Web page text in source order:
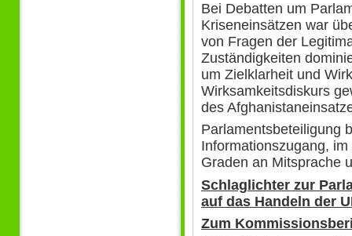
Bei Debatten um
Kriseneinsätzen war
von Fragen der
Zuständigkeiten
um Zielklarheit und
Wirksamkeitsdiskurs
des
Parlamentsbeteiligung
Informationszugang,
Graden an Mitsprache
Schlaglichter zur
auf das Handeln der
Zum